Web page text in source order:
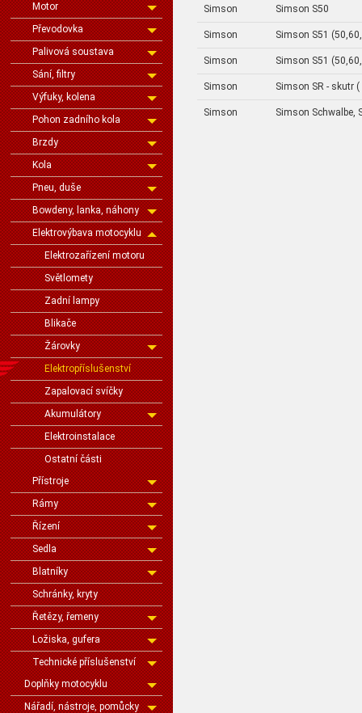
Motor
Převodovka
Palivová soustava
Sání, filtry
Výfuky, kolena
Pohon zadního kola
Brzdy
Kola
Pneu, duše
Bowdeny, lanka, náhony
Elektrovýbava motocyklu
Elektrozařízení motoru
Světlomety
Zadní lampy
Blikače
Žárovky
Elektropříslušenství
Zapalovací svíčky
Akumulátory
Elektroinstalace
Ostatní části
Přístroje
Rámy
Řízení
Sedla
Blatníky
Schránky, kryty
Řetězy, řemeny
Ložiska, gufera
Technické příslušenství
Doplňky motocyklu
Nářadí, nástroje, pomůcky
Simson Simson S50
Simson Simson S51
Simson Simson S51
Simson Simson SR - skutr
Simson Simson Schwalbe,